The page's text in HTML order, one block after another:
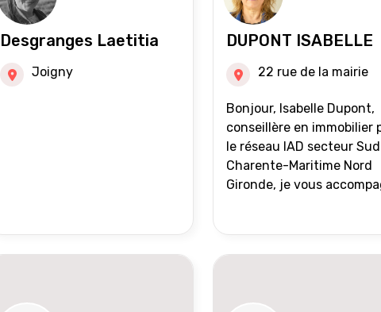
Desgranges Laetitia
Joigny
DUPONT ISABELLE
22 rue de la mairie
Bonjour, Isabelle Dupont,
conseillère en immobilier
le réseau IAD secteur Sud
Charente-Maritime Nord
Gironde, je vous